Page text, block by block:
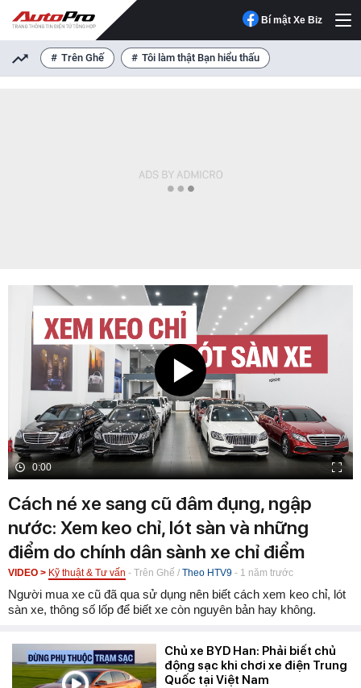
Bí mật Xe Biz
Trên Ghế Tôi làm thật Bạn hiểu thấu
0:00
Cách né xe sang cũ đâm đụng, ngập
nước: Xem keo chỉ, lót sàn và những
điểm do chính dân sành xe chỉ điểm
VIDEO > Kỹ thuật & Tư vấn - Trên Ghế / Theo HTV9 - 1 năm trước
Người mua xe cũ đã qua sử dụng nên biết cách xem keo chỉ, lót
sàn xe, thông số lốp để biết xe còn nguyên bản hay không.
Chủ xe BYD Han: Phải biết chủ
động sạc khi chơi xe điện Trung
Quốc tại Việt Nam